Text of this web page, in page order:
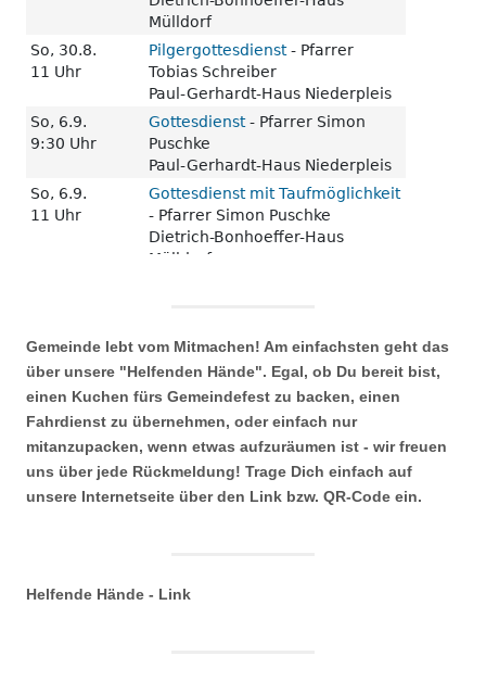
Gemeinde lebt vom Mitmachen! Am einfachsten geht das
über unsere "Helfenden Hände". Egal, ob Du bereit bist,
einen Kuchen fürs Gemeindefest zu backen, einen
Fahrdienst zu übernehmen, oder einfach nur
mitanzupacken, wenn etwas aufzuräumen ist - wir freuen
uns über jede Rückmeldung! Trage Dich einfach auf
unsere Internetseite über den Link bzw. QR-Code ein.
Helfende Hände - Link